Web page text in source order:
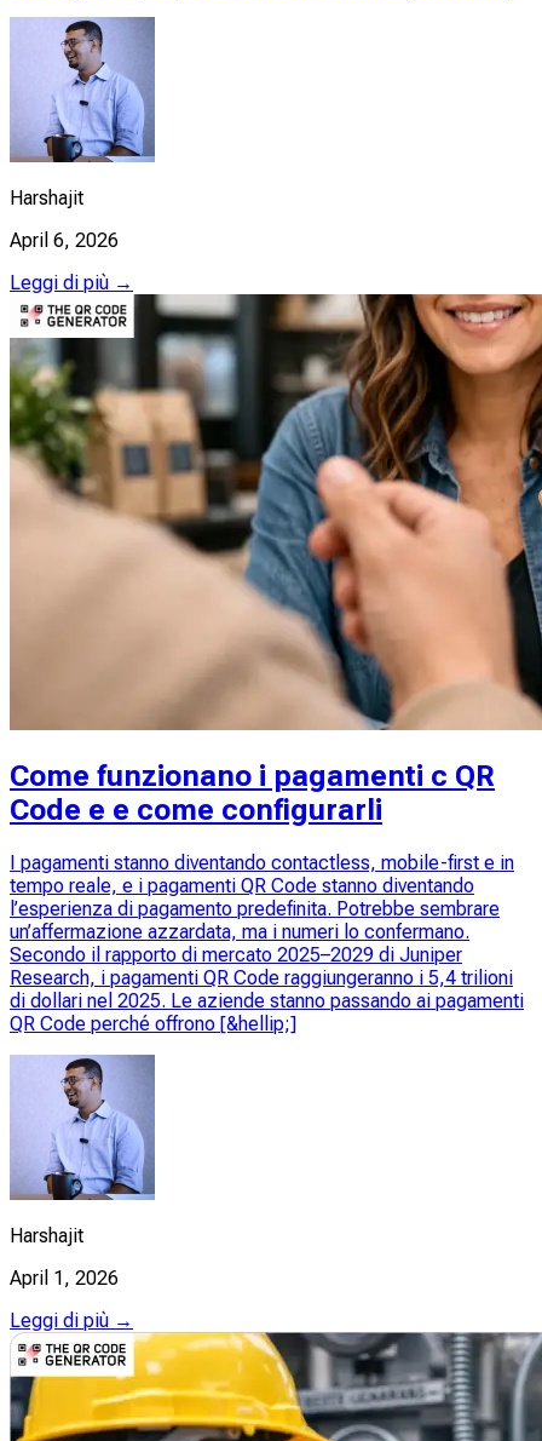
Harshajit
April 6, 2026
Leggi di più →
Come funzionano i pagamenti c QR
Code e e come configurarli
I pagamenti stanno diventando contactless, mobile-first e in
tempo reale, e i pagamenti QR Code stanno diventando
l’esperienza di pagamento predefinita. Potrebbe sembrare
un’affermazione azzardata, ma i numeri lo confermano.
Secondo il rapporto di mercato 2025–2029 di Juniper
Research, i pagamenti QR Code raggiungeranno i 5,4 trilioni
di dollari nel 2025. Le aziende stanno passando ai pagamenti
QR Code perché offrono [&hellip;]
Harshajit
April 1, 2026
Leggi di più →